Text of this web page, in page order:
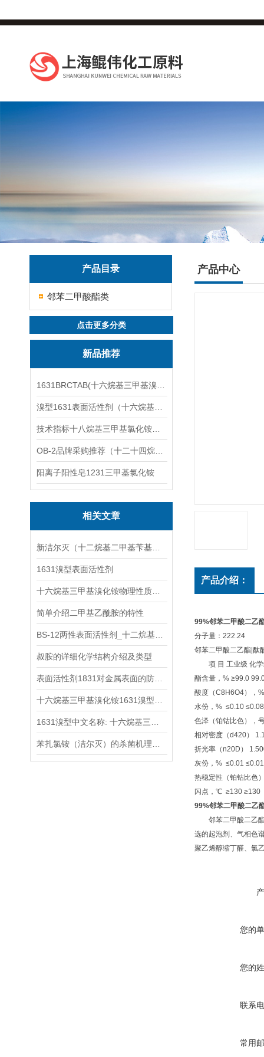
产品目录
邻苯二甲酸酯类
点击更多分类
新品推荐
阳离子阳性皂1231三甲基氯化铵
相关文章
1631溴型表面活性剂
简单介绍二甲基乙酰胺的特性
叔胺的详细化学结构介绍及类型
产品中心
产品介绍：
99%邻苯二甲酸二乙
分子量：222.24
邻苯二甲酸二乙酯|酞
项 目 工业级 化学
酯含量，% ≥99.0
酸度（C8H6O4），
水份，% ≤0.10
色泽（铂钴比色），
相对密度（d420）
折光率（n20D）
灰份，% ≤0.01
热稳定性（铂钴比
闪点，℃ ≥130 ≥130
99%邻苯二甲酸二乙
邻苯二甲酸二乙酯|
选的起泡剂、气相色
聚乙烯醇缩丁醛、氯
您的
您的
联系
常用